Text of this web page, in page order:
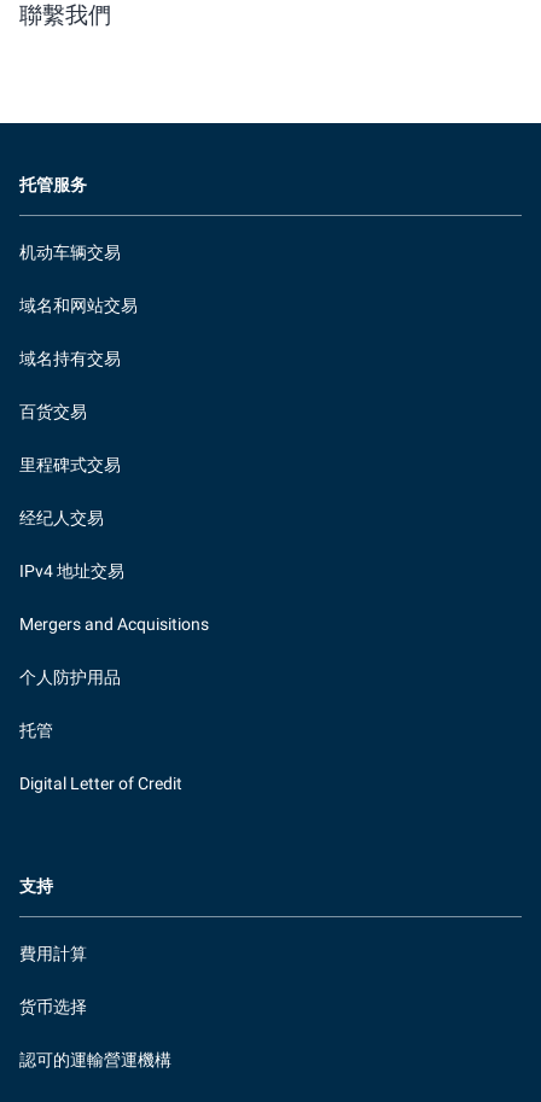
聯繫我們
托管服务
机动车辆交易
域名和网站交易
域名持有交易
百货交易
里程碑式交易
经纪人交易
IPv4 地址交易
Mergers and Acquisitions
个人防护用品
托管
Digital Letter of Credit
支持
費用計算
货币选择
認可的運輸營運機構